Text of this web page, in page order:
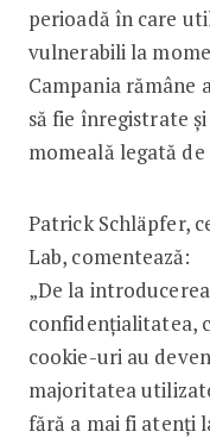
perioadă în care
vulnerabili la
Campania rămâne
să fie înregistrate
momeală legată
Patrick Schläpfer,
Lab, comentează:
„De la
confidențialitatea,
cookie-uri au
majoritatea
fără a mai fi atenți